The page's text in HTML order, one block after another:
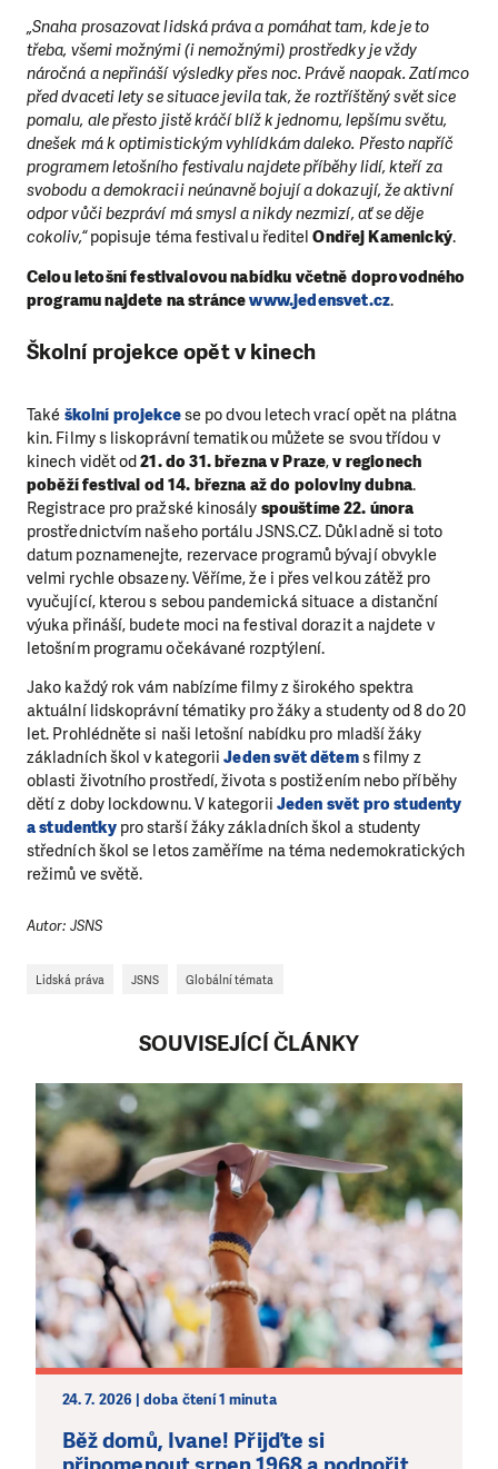
„Snaha prosazovat lidská práva a pomáhat tam, kde je to
třeba, všemi možnými (i nemožnými) prostředky je vždy
náročná a nepřináší výsledky přes noc. Právě naopak. Zatímco
před dvaceti lety se situace jevila tak, že roztříštěný svět sice
pomalu, ale přesto jistě kráčí blíž k jednomu, lepšímu světu,
dnešek má k optimistickým vyhlídkám daleko. Přesto napříč
programem letošního festivalu najdete příběhy lidí, kteří za
svobodu a demokracii neúnavně bojují a dokazují, že aktivní
odpor vůči bezpráví má smysl a nikdy nezmizí, ať se děje
cokoliv,“popisuje téma festivalu ředitelOndřej Kamenický.
Celou letošní festivalovou nabídku včetně doprovodného
programu najdete na stráncewww.jedensvet.cz.
Školní projekce opět v kinech
Také školní projekcese po dvou letech vrací opět na plátna
kin. Filmy s liskoprávní tematikou můžete se svou třídou v
kinech vidět od21. do 31. března v Praze,v regionech
poběží festival od 14. března až do poloviny dubna.
Registrace pro pražské kinosály spouštíme 22. února
prostřednictvím našeho portálu JSNS.CZ. Důkladně si toto
datum poznamenejte, rezervace programů bývají obvykle
velmi rychle obsazeny. Věříme, že i přes velkou zátěž pro
vyučující, kterou s sebou pandemická situace a distanční
výuka přináší, budete moci na festival dorazit a najdete v
letošním programu očekávané rozptýlení.
Jako každý rok vám nabízíme filmy z širokého spektra
aktuální lidskoprávní tématiky pro žáky a studenty od 8 do 20
let. Prohlédněte si naši letošní nabídku pro mladší žáky
základních škol v kategoriiJeden svět dětems filmy z
oblasti životního prostředí, života s postižením nebo příběhy
dětí z doby lockdownu. V kategorii Jeden svět pro studenty
a studentkypro starší žáky základních škol a studenty
středních škol se letos zaměříme na téma nedemokratických
režimů ve světě.
Autor: JSNS
Lidská práva JSNS Globální témata
SOUVISEJÍCÍ ČLÁNKY
24. 7. 2026 | doba čtení 1 minuta
Běž domů, Ivane! Přijďte si